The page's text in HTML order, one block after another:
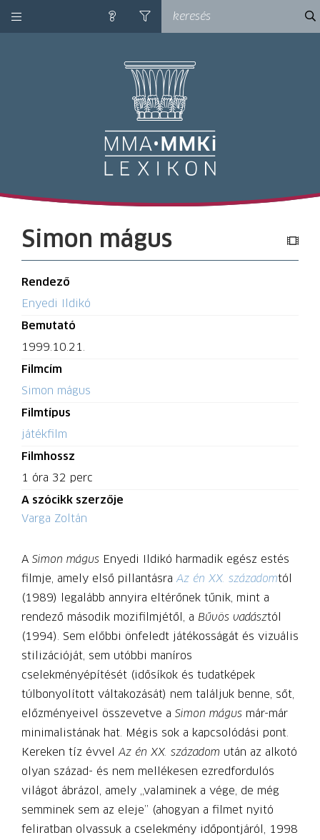
kategóriák
súgó szűrés
Simon mágus
Rendező
Enyedi Ildikó
Bemutató
1999.10.21.
Filmcím
Simon mágus
Filmtípus
játékfilm
Filmhossz
1 óra 32 perc
A szócikk szerzője
Varga Zoltán
A Simon mágus Enyedi Ildikó harmadik egész estés
filmje, amely első pillantásra Az én XX. századomtól
(1989) legalább annyira eltérőnek tűnik, mint a
rendező második mozifilmjétől, a Bűvös vadásztól
(1994). Sem előbbi önfeledt játékosságát és vizuális
stilizációját, sem utóbbi maníros
cselekményépítését (idősíkok és tudatképek
túlbonyolított váltakozását) nem találjuk benne, sőt,
előzményeivel összevetve a Simon mágus már-már
minimalistának hat. Mégis sok a kapcsolódási pont.
Kereken tíz évvelAz én XX. századom után az alkotó
olyan század- és nem mellékesen ezredfordulós
világot ábrázol, amely „valaminek a vége, de még
semminek sem az eleje” (ahogyan a filmet nyitó
feliratban olvassuk a cselekmény időpontjáról, 1998